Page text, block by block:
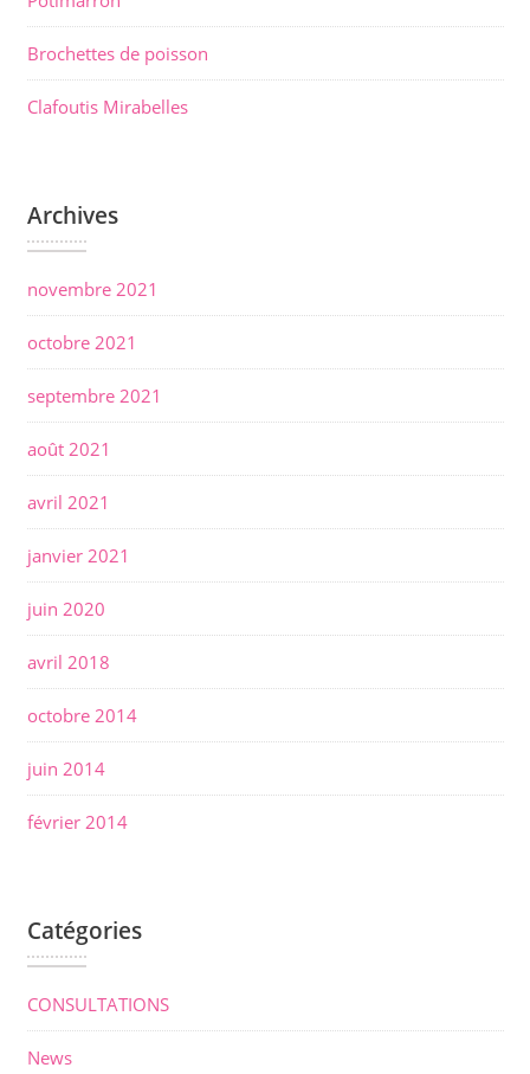
e
e
Brochettes de poisson
Clafoutis Mirabelles
Archives
novembre 2021
octobre 2021
septembre 2021
août 2021
avril 2021
janvier 2021
juin 2020
avril 2018
octobre 2014
juin 2014
février 2014
Catégories
CONSULTATIONS
News